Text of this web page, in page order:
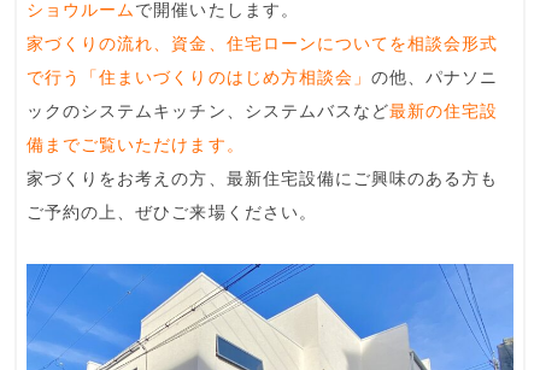
ショウルーム で開催いたします。
家づくりの流れ、資金、住宅ローンについてを相談会形式
で行う「住まいづくりのはじめ方相談会」 の他、パナソニ
ックのシステムキッチン、システムバスなど最新の住宅設
備までご覧いただけます。
家づくりをお考えの方、最新住宅設備にご興味のある方も
ご予約の上、ぜひご来場ください。